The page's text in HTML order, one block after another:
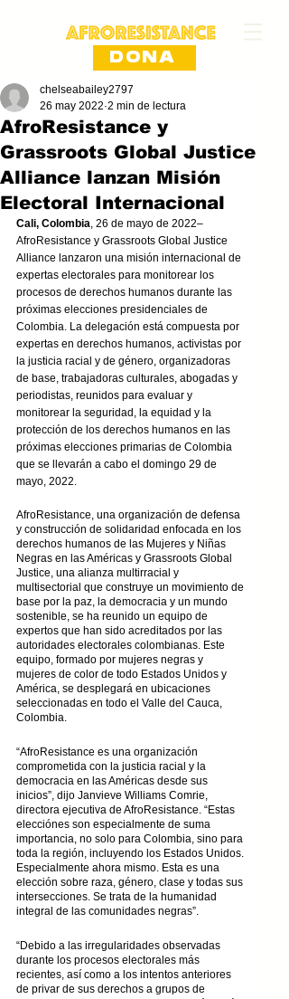
DONA
AfroResistance y
Grassroots Global Justice
Alliance lanzan Misión
Electoral Internacional
chelseabailey2797
26 may 2022 2 min de lectura
Cali, Colombia, 26 de mayo de 2022–
AfroResistance y Grassroots Global Justice
Alliance lanzaron una misión internacional de
expertas electorales para monitorear los
procesos de derechos humanos durante las
próximas elecciones presidenciales de
Colombia. La delegación está compuesta por
expertas en derechos humanos, activistas por
la justicia racial y de género, organizadoras
de base, trabajadoras culturales, abogadas y
periodistas, reunidos para evaluar y
monitorear la seguridad, la equidad y la
protección de los derechos humanos en las
próximas elecciones primarias de Colombia
que se llevarán a cabo el domingo 29 de
mayo, 2022.
AfroResistance, una organización de defensa
y construcción de solidaridad enfocada en los
derechos humanos de las Mujeres y Niñas
Negras en las Américas y Grassroots Global
Justice, una alianza multirracial y
multisectorial que construye un movimiento de
base por la paz, la democracia y un mundo
sostenible, se ha reunido un equipo de
expertos que han sido acreditados por las
autoridades electorales colombianas. Este
equipo, formado por mujeres negras y
mujeres de color de todo Estados Unidos y
América, se desplegará en ubicaciones
seleccionadas en todo el Valle del Cauca,
Colombia.
“AfroResistance es una organización
comprometida con la justicia racial y la
democracia en las Américas desde sus
inicios”, dijo Janvieve Williams Comrie,
directora ejecutiva de AfroResistance. “Estas
elecciónes son especialmente de suma
importancia, no solo para Colombia, sino para
toda la región, incluyendo los Estados Unidos.
Especialmente ahora mismo. Esta es una
elección sobre raza, género, clase y todas sus
intersecciones. Se trata de la humanidad
integral de las comunidades negras”.
“Debido a las irregularidades observadas
durante los procesos electorales más
recientes, así como a los intentos anteriores
de privar de sus derechos a grupos de